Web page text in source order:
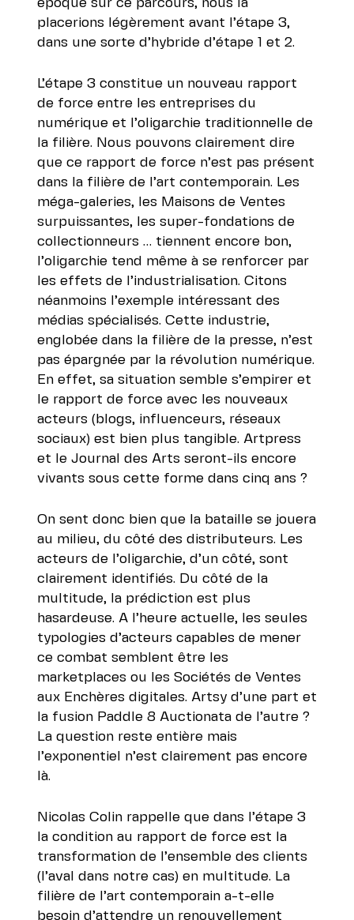
époque sur ce parcours, nous la
placerions légèrement avant l’étape 3,
dans une sorte d’hybride d’étape 1 et 2.
L’étape 3 constitue un nouveau rapport
de force entre les entreprises du
numérique et l’oligarchie traditionnelle de
la filière. Nous pouvons clairement dire
que ce rapport de force n’est pas présent
dans la filière de l’art contemporain. Les
méga-galeries, les Maisons de Ventes
surpuissantes, les super-fondations de
collectionneurs … tiennent encore bon,
l’oligarchie tend même à se renforcer par
les effets de l’industrialisation. Citons
néanmoins l’exemple intéressant des
médias spécialisés. Cette industrie,
englobée dans la filière de la presse, n’est
pas épargnée par la révolution numérique.
En effet, sa situation semble s’empirer et
le rapport de force avec les nouveaux
acteurs (blogs, influenceurs, réseaux
sociaux) est bien plus tangible. Artpress
et le Journal des Arts seront-ils encore
vivants sous cette forme dans cinq ans ?
On sent donc bien que la bataille se jouera
au milieu, du côté des distributeurs. Les
acteurs de l’oligarchie, d’un côté, sont
clairement identifiés. Du côté de la
multitude, la prédiction est plus
hasardeuse. A l’heure actuelle, les seules
typologies d’acteurs capables de mener
ce combat semblent être les
marketplaces ou les Sociétés de Ventes
aux Enchères digitales. Artsy d’une part et
la fusion Paddle 8 Auctionata de l’autre ?
La question reste entière mais
l’exponentiel n’est clairement pas encore
là.
Nicolas Colin rappelle que dans l’étape 3
la condition au rapport de force est la
transformation de l’ensemble des clients
(l’aval dans notre cas) en multitude. La
filière de l’art contemporain a-t-elle
besoin d’attendre un renouvellement